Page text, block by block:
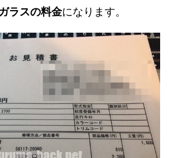
ラスの料金になります。